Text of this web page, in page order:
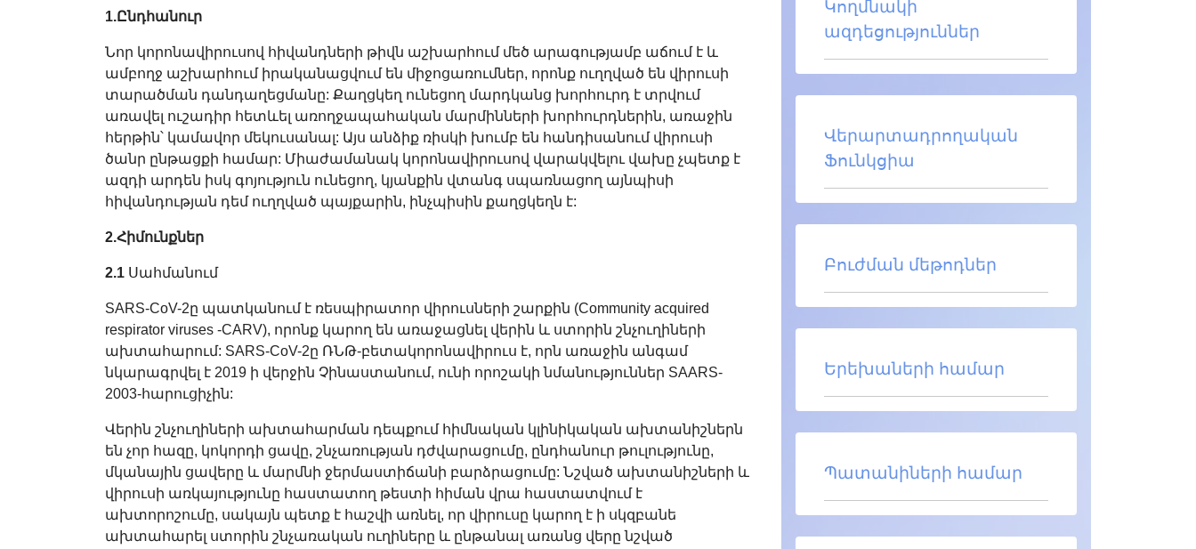
1.Ընդհանուր
Նոր կորոնավիրուսով հիվանդների թիվն աշխարհում մեծ արագությամբ աճում է և
ամբողջ աշխարհում իրականացվում են միջոցառումներ, որոնք ուղղված են վիրուսի
տարածման դանդաղեցմանը: Քաղցկեղ ունեցող մարդկանց խորհուրդ է տրվում
առավել ուշադիր հետևել առողջապահական մարմինների խորհուրդներին, առաջին
հերթին՝ կամավոր մեկուսանալ: Այս անձիք ռիսկի խումբ են հանդիսանում վիրուսի
ծանր ընթացքի համար: Միաժամանակ կորոնավիրուսով վարակվելու վախը չպետք է
ազդի արդեն իսկ գոյություն ունեցող, կյանքին վտանգ սպառնացող այնպիսի
հիվանդության դեմ ուղղված պայքարին, ինչպիսին քաղցկեղն է:
2.Հիմունքներ
2.1 Սահմանում
SARS-CoV-2ը պատկանում է ռեսպիրատոր վիրուսների շարքին (Community acquired
respirator viruses -CARV), որոնք կարող են առաջացնել վերին և ստորին շնչուղիների
ախտահարում: SARS-CoV-2ը ՌՆԹ-բետակորոնավիրուս է, որն առաջին անգամ
նկարագրվել է 2019 ի վերջին Չինաստանում, ունի որոշակի նմանություններ SAARS-
2003-հարուցիչին:
Վերին շնչուղիների ախտահարման դեպքում հիմնական կլինիկական ախտանիշներն
են չոր հազը, կոկորդի ցավը, շնչառության դժվարացումը, ընդհանուր թուլությունը,
մկանային ցավերը և մարմնի ջերմաստիճանի բարձրացումը: Նշված ախտանիշների և
վիրուսի առկայությունը հաստատող թեստի հիման վրա հաստատվում է
ախտորոշումը, սակայն պետք է հաշվի առնել, որ վիրուսը կարող է ի սկզբանե
ախտահարել ստորին շնչառական ուղիները և ընթանալ առանց վերը նշված
Կողմնակի
ազդեցություններ
Վերարտադրողական
Ֆունկցիա
Բուժման մեթոդներ
Երեխաների համար
Պատանիների համար